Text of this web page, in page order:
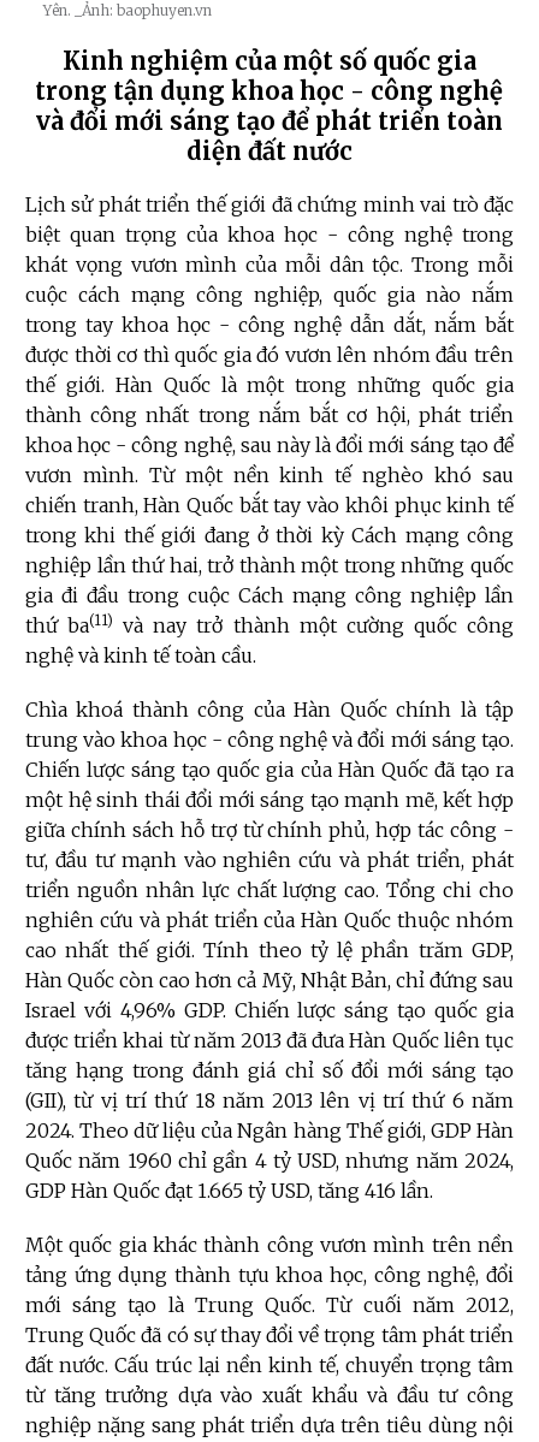
Yên.
_Ảnh: baophuyen.vn
Kinh nghiệm của một số quốc gia
trong tận dụng khoa học - công nghệ
và đổi mới sáng tạo để phát triển toàn
diện đất nước
Lịch sử phát triển thế giới đã chứng minh vai trò đặc
biệt quan trọng của khoa học - công nghệ trong
khát vọng vươn mình của mỗi dân tộc. Trong mỗi
cuộc cách mạng công nghiệp, quốc gia nào nắm
trong tay khoa học - công nghệ dẫn dắt, nắm bắt
được thời cơ thì quốc gia đó vươn lên nhóm đầu trên
thế giới. Hàn Quốc là một trong những quốc gia
thành công nhất trong nắm bắt cơ hội, phát triển
khoa học - công nghệ, sau này là đổi mới sáng tạo để
vươn mình. Từ một nền kinh tế nghèo khó sau
chiến tranh, Hàn Quốc bắt tay vào khôi phục kinh tế
trong khi thế giới đang ở thời kỳ Cách mạng công
nghiệp lần thứ hai, trở thành một trong những quốc
gia đi đầu trong cuộc Cách mạng công nghiệp lần
thứ ba(11) và nay trở thành một cường quốc công
nghệ và kinh tế toàn cầu.
Chìa khoá thành công của Hàn Quốc chính là tập
trung vào khoa học - công nghệ và đổi mới sáng tạo.
Chiến lược sáng tạo quốc gia của Hàn Quốc đã tạo ra
một hệ sinh thái đổi mới sáng tạo mạnh mẽ, kết hợp
giữa chính sách hỗ trợ từ chính phủ, hợp tác công -
tư, đầu tư mạnh vào nghiên cứu và phát triển, phát
triển nguồn nhân lực chất lượng cao. Tổng chi cho
nghiên cứu và phát triển của Hàn Quốc thuộc nhóm
cao nhất thế giới. Tính theo tỷ lệ phần trăm GDP,
Hàn Quốc còn cao hơn cả Mỹ, Nhật Bản, chỉ đứng sau
Israel với 4,96% GDP. Chiến lược sáng tạo quốc gia
được triển khai từ năm 2013 đã đưa Hàn Quốc liên tục
tăng hạng trong đánh giá chỉ số đổi mới sáng tạo
(GII), từ vị trí thứ 18 năm 2013 lên vị trí thứ 6 năm
2024. Theo dữ liệu của Ngân hàng Thế giới, GDP Hàn
Quốc năm 1960 chỉ gần 4 tỷ USD, nhưng năm 2024,
GDP Hàn Quốc đạt 1.665 tỷ USD, tăng 416 lần.
Một quốc gia khác thành công vươn mình trên nền
tảng ứng dụng thành tựu khoa học, công nghệ, đổi
mới sáng tạo là Trung Quốc. Từ cuối năm 2012,
Trung Quốc đã có sự thay đổi về trọng tâm phát triển
đất nước. Cấu trúc lại nền kinh tế, chuyển trọng tâm
từ tăng trưởng dựa vào xuất khẩu và đầu tư công
nghiệp nặng sang phát triển dựa trên tiêu dùng nội